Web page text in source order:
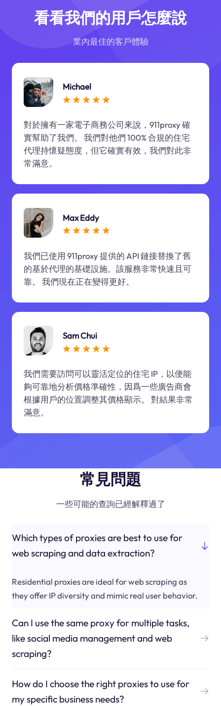
看看我們的用戶怎麼說
業內最佳的客戶體驗
Michael
對於擁有一家電子商務公司來說，911proxy 確
實幫助了我們。 我們對他們 100% 合規的住宅
代理持懷疑態度，但它確實有效，我們對此非
常滿意。
Max Eddy
我們已使用 911proxy 提供的 API 鏈接替換了舊
的基於代理的基礎設施。該服務非常快速且可
靠。 我們現在正在變得更好。
Sam Chui
我們需要訪問可以靈活定位的住宅 IP，以便能
夠可靠地分析價格準確性，因爲一些廣告商會
根據用戶的位置調整其價格顯示。 對結果非常
滿意。
常見問題
一些可能的查詢已經解釋過了
Which types of proxies are best to use for
web scraping and data extraction?
Residential proxies are ideal for web scraping as
they offer IP diversity and mimic real user behavior.
Can I use the same proxy for multiple tasks,
like social media management and web
scraping?
How do I choose the right proxies to use for
my specific business needs?